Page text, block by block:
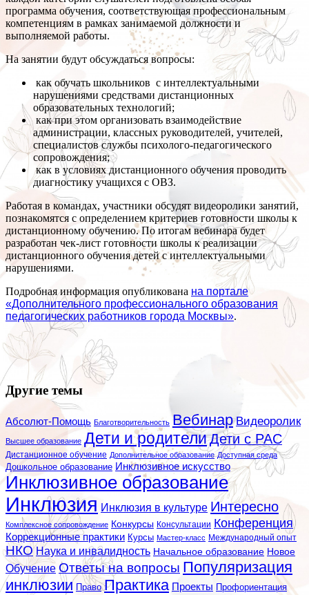
программа обучения, соответствующая профессиональным
компетенциям в рамках занимаемой должности и
выполняемой работы.
На занятии будут обсуждаться вопросы:
как обучать школьников с интеллектуальными
нарушениями средствами дистанционных
образовательных технологий;
как при этом организовать взаимодействие
администрации, классных руководителей, учителей,
специалистов службы психолого-педагогического
сопровождения;
как в условиях дистанционного обучения проводить
диагностику учащихся с ОВЗ.
Работая в командах, участники обсудят видеоролики занятий,
познакомятся с определением критериев готовности школы к
дистанционному обучению. По итогам вебинара будет
разработан чек-лист готовности школы к реализации
дистанционного обучения детей с интеллектуальными
нарушениями.
Подробная информация опубликована на портале
«Дополнительного профессионального образования
педагогических работников города Москвы».
Другие темы
Абсолют-Помощь Благотворительность Вебинар Видеоролик
Высшее образование Дети и родителиДети с РАС
Дистанционное обучение Дополнительное образование Доступная среда
Дошкольное образование Инклюзивное искусство
Инклюзивное образование
Инклюзия Инклюзия в культуре Интересно
Комплексное сопровождение Конкурсы Консультации Конференция
Коррекционные практики Курсы Мастер-класс Международный опыт
НКО Наука и инвалидность Начальное образование Новое
Обучение Ответы на вопросы Популяризация
инклюзии Право Практика Проекты Профориентация